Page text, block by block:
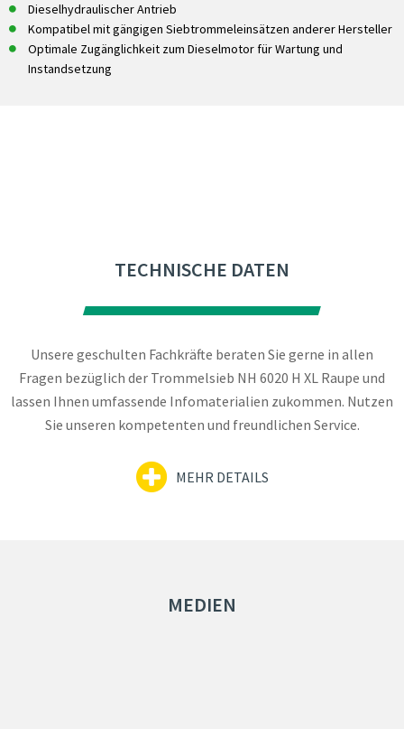
Dieselhydraulischer Antrieb
Kompatibel mit gängigen Siebtrommeleinsätzen anderer Hersteller
Optimale Zugänglichkeit zum Dieselmotor für Wartung und
Instandsetzung
TECHNISCHE DATEN
Unsere geschulten Fachkräfte beraten Sie gerne in allen
Fragen bezüglich der Trommelsieb NH 6020 H XL Raupe und
lassen Ihnen umfassende Infomaterialien zukommen. Nutzen
Sie unseren kompetenten und freundlichen Service.
MEHR DETAILS
MEDIEN